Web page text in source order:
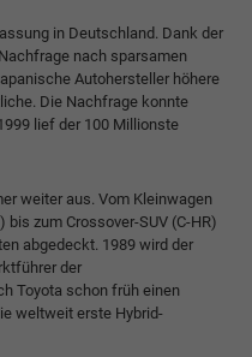
in Deutschland. Dank der
nach sparsamen
Autohersteller höhere
Die Nachfrage konnte
lief der 100 Millionste
weiter aus. Vom Kleinwagen
zum Crossover-SUV (C-HR)
abgedeckt. 1989 wird der
der
Toyota schon früh einen
weltweit erste Hybrid-